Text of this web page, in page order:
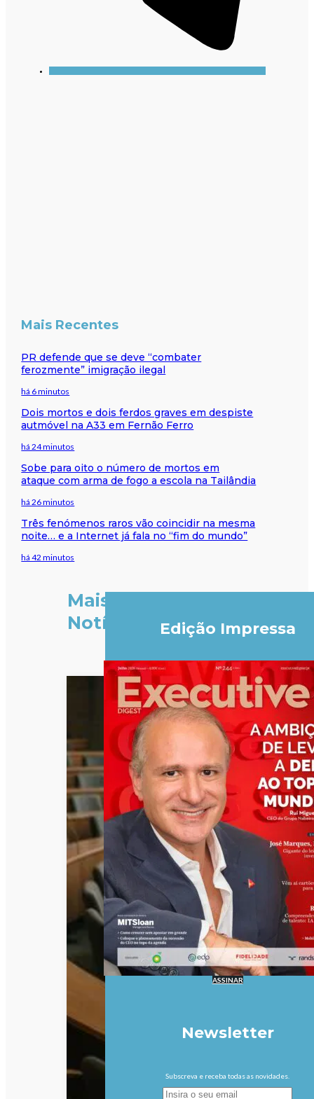
Mais Recentes
PR defende que se deve “combater
ferozmente” imigração ilegal
há 6 minutos
Dois mortos e dois ferdos graves em despiste
autmóvel na A33 em Fernão Ferro
há 24 minutos
Sobe para oito o número de mortos em
ataque com arma de fogo a escola na Tailândia
há 26 minutos
Três fenómenos raros vão coincidir na mesma
noite… e a Internet já fala no “fim do mundo”
há 42 minutos
Mais
Notícias
Edição Impressa
ASSINAR
Newsletter
Subscreva e receba todas as novidades.